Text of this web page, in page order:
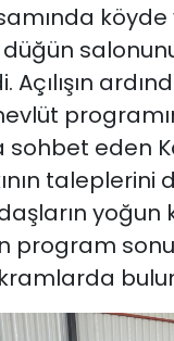
köyde
eden
taleplerini
yoğun
program